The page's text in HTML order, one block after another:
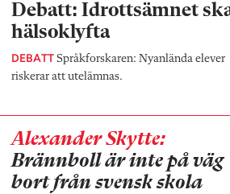
Debatt: Idrottsämnet
hälsoklyfta
DEBATT Språkforskaren: Nyanlända elever
riskerar att utelämnas.
Alexander Skytte:
Brännboll är inte på väg
bort från svensk skola